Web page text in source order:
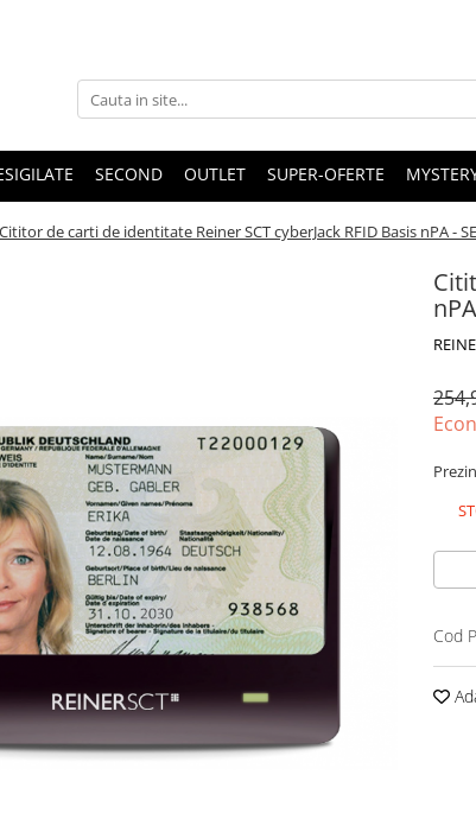
SECOND OUTLET SUPER-OFERTE
Cititor de carti de identitate Reiner SCT cyberJack RFID Basis nPA -
Cod